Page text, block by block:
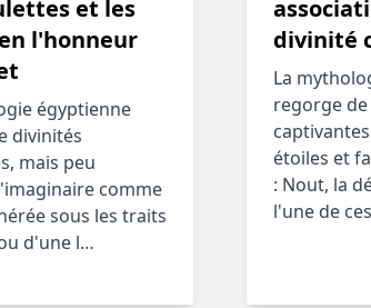
et les
l'honneur
égyptienne
divinités
mais peu
comme
sous les traits
d'une l…
divinité
La
regorge
étoiles et
: Nout, la
l'une de